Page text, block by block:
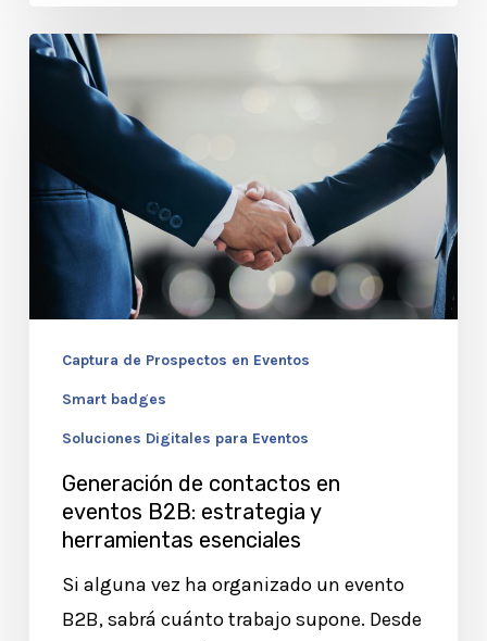
Generación
contactos
eventos
estrategia
esenciales
Captura de Prospectos en Eventos
Smart badges
Soluciones Digitales para Eventos
Generación de contactos en
eventos B2B: estrategia y
herramientas esenciales
Si alguna vez ha organizado un evento
B2B, sabrá cuánto trabajo supone. Desde